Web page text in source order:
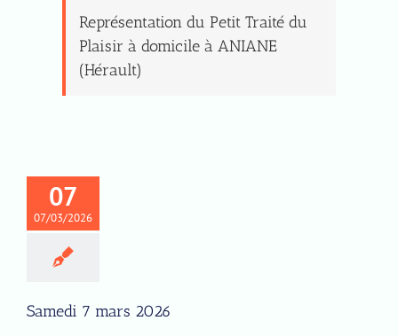
Représentation du Petit Traité du
Plaisir à domicile à ANIANE
(Hérault)
07
07/03/2026
Samedi 7 mars 2026